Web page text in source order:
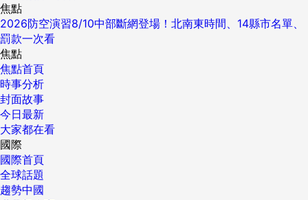
焦點
2026防空演習8/10中部斷網登場！北南東時間、14縣市名單、
罰款一次看
焦點
焦點首頁
時事分析
封面故事
今日最新
大家都在看
國際
國際首頁
全球話題
趨勢中國